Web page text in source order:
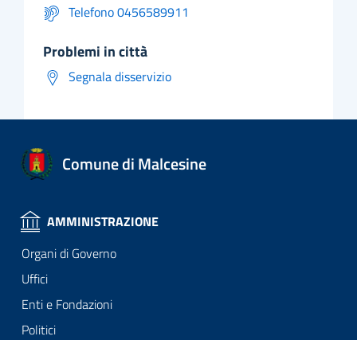
Telefono 0456589911
problemi in città
Segnala disservizio
Comune di Malcesine
AMMINISTRAZIONE
Organi di Governo
Uffici
Enti e Fondazioni
Politici